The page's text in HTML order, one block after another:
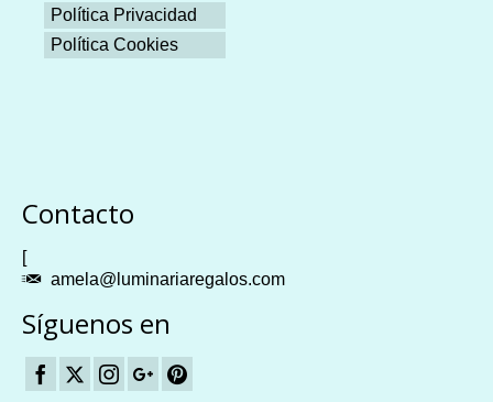
Política Privacidad
Política Cookies
Contacto
[
amela@luminariaregalos.com
Síguenos en